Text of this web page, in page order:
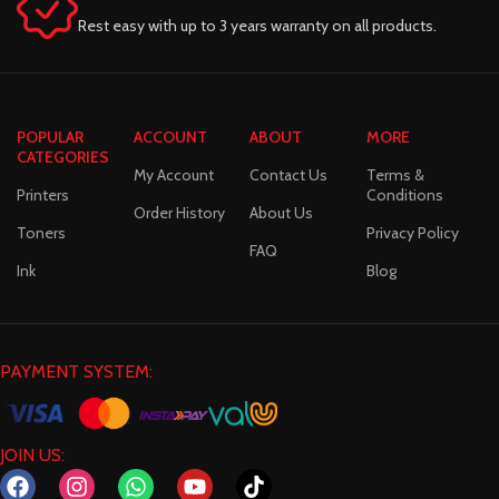
Rest easy with up to 3 years warranty on all products.
POPULAR
CATEGORIES
Printers
Toners
Ink
ACCOUNT
My Account
Order History
ABOUT
Contact Us
About Us
FAQ
MORE
Terms &
Conditions
Privacy Policy
Blog
PAYMENT SYSTEM:
JOIN US: